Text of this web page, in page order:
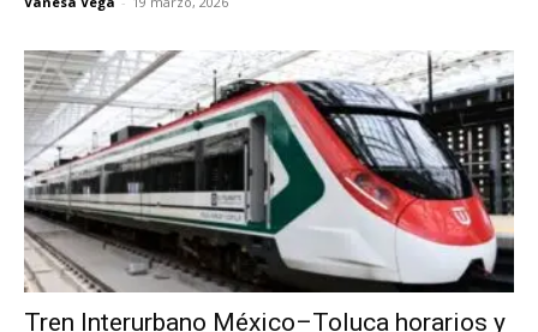
Tren Interurbano México–Toluca horarios y